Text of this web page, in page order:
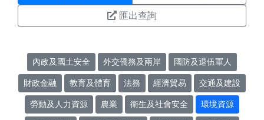
匯出查詢
內政及國土安全 外交僑務及兩岸 國防及退伍軍人
財政金融 教育及體育 法務 經濟貿易 交通及建設
勞動及人力資源 農業 衛生及社會安全 環境資源